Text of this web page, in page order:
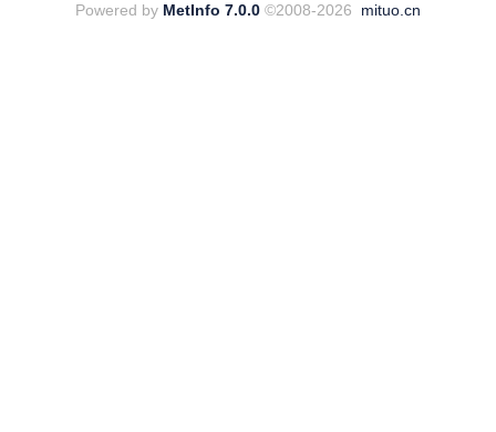
Powered by MetInfo 7.0.0 ©2008-2026 mituo.cn